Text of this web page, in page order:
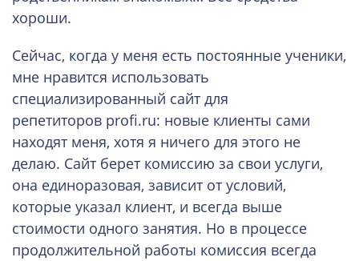
хороши.
Сейчас, когда у меня есть постоянные ученики,
мне нравится использовать
специализированный сайт для
репетиторов profi.ru: новые клиенты сами
находят меня, хотя я ничего для этого не
делаю. Сайт берет комиссию за свои услуги,
она единоразовая, зависит от условий,
которые указал клиент, и всегда выше
стоимости одного занятия. Но в процессе
продолжительной работы комиссия всегда